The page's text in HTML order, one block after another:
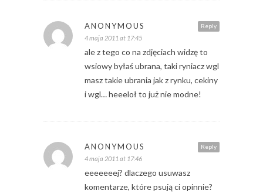
Reply
ANONYMOUS
4 maja 2011 at 17:45
ale z tego co na zdjęciach widzę to
wsiowy byłaś ubrana, taki ryniacz wgl
masz takie ubrania jak z rynku, cekiny
i wgl… heeeloł to już nie modne!
Reply
ANONYMOUS
4 maja 2011 at 17:46
eeeeeeej? dlaczego usuwasz
komentarze, które psują ci opinnie?